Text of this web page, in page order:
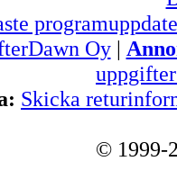
Oy|
Skicka
© 1999-